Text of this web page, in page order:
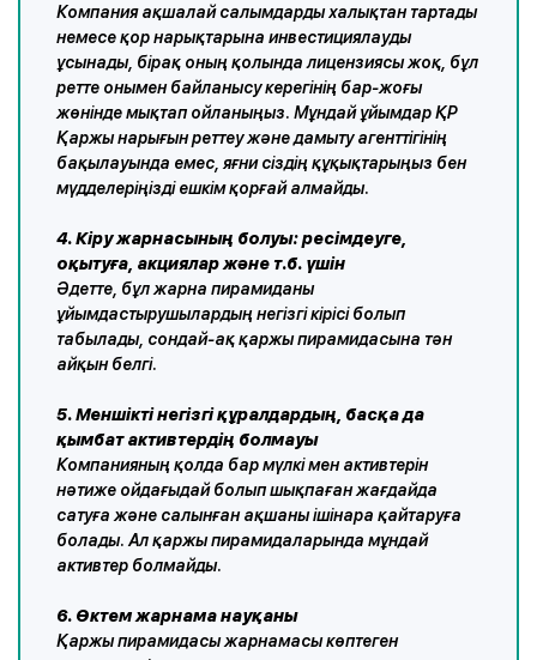
Компания ақшалай салымдарды халықтан тартады
немесе қор нарықтарына инвестициялауды
ұсынады, бірақ оның қолында лицензиясы жоқ, бұл
ретте онымен байланысу керегінің бар-жоғы
жөнінде мықтап ойланыңыз. Мұндай ұйымдар ҚР
Қаржы нарығын реттеу және дамыту агенттігінің
бақылауында емес, яғни сіздің құқықтарыңыз бен
мүдделеріңізді ешкім қорғай алмайды.
4. Кіру жарнасының болуы: ресімдеуге,
оқытуға, акциялар және т.б. үшін
Әдетте, бұл жарна пирамиданы
ұйымдастырушылардың негізгі кірісі болып
табылады, сондай-ақ қаржы пирамидасына тән
айқын белгі.
5. Меншікті негізгі құралдардың, басқа да
қымбат активтердің болмауы
Компанияның қолда бар мүлкі мен активтерін
нәтиже ойдағыдай болып шықпаған жағдайда
сатуға және салынған ақшаны ішінара қайтаруға
болады. Ал қаржы пирамидаларында мұндай
активтер болмайды.
6. Өктем жарнама науқаны
Қаржы пирамидасы жарнамасы көптеген